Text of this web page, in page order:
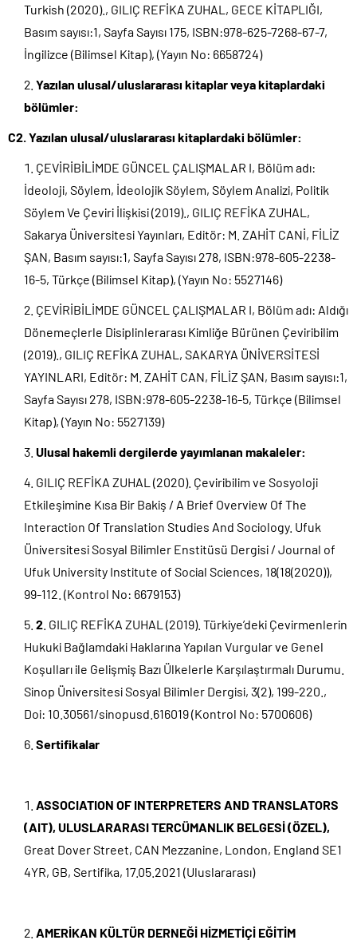
Turkish (2020)., GILIÇ REFİKA ZUHAL, GECE KİTAPLIĞI,
Basım sayısı:1, Sayfa Sayısı 175, ISBN:978-625-7268-67-7,
İngilizce (Bilimsel Kitap), (Yayın No: 6658724)
Yazılan ulusal/uluslararası kitaplar veya kitaplardaki
bölümler:
C2. Yazılan ulusal/uluslararası kitaplardaki bölümler:
ÇEVİRİBİLİMDE GÜNCEL ÇALIŞMALAR I, Bölüm adı:
İdeoloji, Söylem, İdeolojik Söylem, Söylem Analizi, Politik
Söylem Ve Çeviri İlişkisi (2019)., GILIÇ REFİKA ZUHAL,
Sakarya Üniversitesi Yayınları, Editör: M. ZAHİT CANİ, FİLİZ
ŞAN, Basım sayısı:1, Sayfa Sayısı 278, ISBN:978-605-2238-
16-5, Türkçe (Bilimsel Kitap), (Yayın No: 5527146)
ÇEVİRİBİLİMDE GÜNCEL ÇALIŞMALAR I, Bölüm adı: Aldığı
Dönemeçlerle Disiplinlerarası Kimliğe Bürünen Çeviribilim
(2019)., GILIÇ REFİKA ZUHAL, SAKARYA ÜNİVERSİTESİ
YAYINLARI, Editör: M. ZAHİT CAN, FİLİZ ŞAN, Basım sayısı:1,
Sayfa Sayısı 278, ISBN:978-605-2238-16-5, Türkçe (Bilimsel
Kitap), (Yayın No: 5527139)
Ulusal hakemli dergilerde yayımlanan makaleler:
GILIÇ REFİKA ZUHAL (2020). Çeviribilim ve Sosyoloji
Etkileşimine Kısa Bir Bakiş / A Brief Overview Of The
Interaction Of Translation Studies And Sociology. Ufuk
Üniversitesi Sosyal Bilimler Enstitüsü Dergisi / Journal of
Ufuk University Institute of Social Sciences, 18(18(2020)),
99-112. (Kontrol No: 6679153)
2 . GILIÇ REFİKA ZUHAL (2019). Türkiye’deki Çevirmenlerin
Hukuki Bağlamdaki Haklarına Yapılan Vurgular ve Genel
Koşulları ile Gelişmiş Bazı Ülkelerle Karşılaştırmalı Durumu.
Sinop Üniversitesi Sosyal Bilimler Dergisi, 3(2), 199-220.,
Doi: 10.30561/sinopusd.616019 (Kontrol No: 5700606)
Sertifikalar
ASSOCIATION OF INTERPRETERS AND TRANSLATORS
(AIT), ULUSLARARASI TERCÜMANLIK BELGESİ(ÖZEL),
Great Dover Street, CAN Mezzanine, London, England SE1
4YR, GB, Sertifika, 17.05.2021 (Uluslararası)
AMERİKAN KÜLTÜR DERNEĞİ HİZMETİÇİ EĞİTİM